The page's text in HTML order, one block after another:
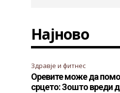
Најново
Здравје и фитнес
Оревите може да
срцето: Зошто вреди